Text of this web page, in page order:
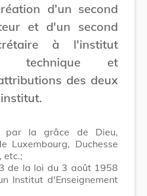
d'un second
et d'un second
à l'institut
technique et
des deux
par la grâce de Dieu,
Luxembourg, Duchesse
etc.;
de la loi du 3 août 1958
Institut d'Enseignement